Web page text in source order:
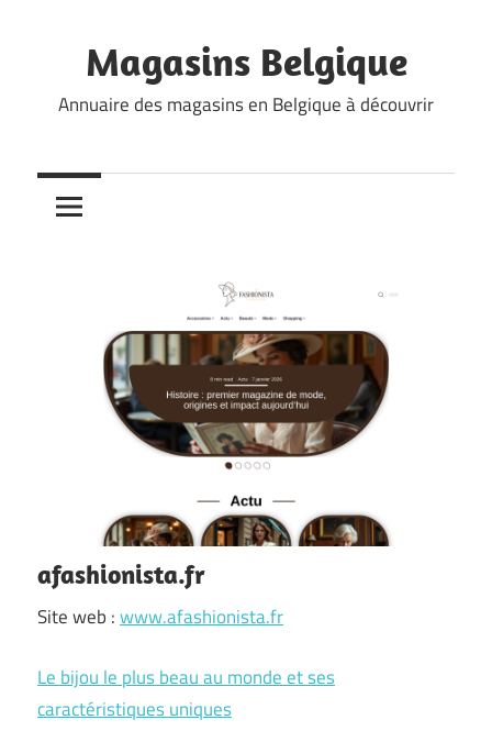
contentMagasins Belgique
Annuaire des magasins en Belgique à découvrir
afashionista.fr
Site web :www.afashionista.fr
Le bijou le plus beau au monde et ses
caractéristiques uniques